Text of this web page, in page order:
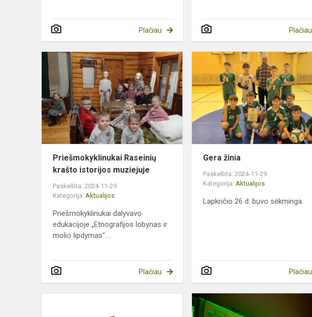
Plačiau Plačiau
Priešmokyklinukai
Raseinių
krašto
istorijos
muziejuje
Priešmokyklinukai Raseinių
krašto istorijos muziejuje
Paskelbta: 2024-11-29
Kategorija: Aktualijos
Priešmokyklinukai dalyvavo
edukacijoje „Etnografijos lobynas ir
molio lipdymas“....
Plačiau
Gera žinia
Paskelbta: 2024-11-29
Kategorija:Aktualijos
Lapkričio 26 d. buvo sėkminga.
Plačiau
Kaip
mums